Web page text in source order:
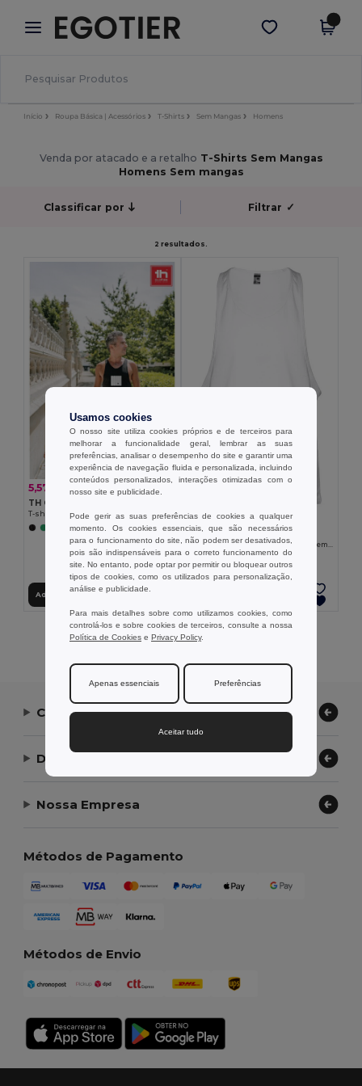
× App Egotier
Melhores preços na app!
Obter app
Início Roupa Básica | Acessórios T-Shirts Sem Mangas Homens
Venda por atacado e a retalho T-Shirts Sem Mangas
Homens Sem mangas
Classificar por Filtrar ✓
2 resultados.
5,57 € -18%
TH Clothes 30122
T-shirt de manga cava para homem
+2 CORES
Adicionar ao Carrinho
6,56 €
TH Clothes 30121
T-shirt de manga cava para homem em algodão
Exibindo Todos Os Produtos.
Contate-nos
Deixe-nos ajudar
Nossa Empresa
Métodos de Pagamento
Métodos de Envio
Usamos cookies
O nosso site utiliza cookies próprios e de terceiros para
melhorar a funcionalidade geral, lembrar as suas
preferências, analisar o desempenho do site e garantir uma
experiência de navegação fluida e personalizada, incluindo
conteúdos personalizados, interações otimizadas com o
nosso site e publicidade.
Pode gerir as suas preferências de cookies a qualquer
momento. Os cookies essenciais, que são necessários
para o funcionamento do site, não podem ser desativados,
pois são indispensáveis para o correto funcionamento do
site. No entanto, pode optar por permitir ou bloquear outros
tipos de cookies, como os utilizados para personalização,
análise e publicidade.
Para mais detalhes sobre como utilizamos cookies, como
controlá-los e sobre cookies de terceiros, consulte a nossa
Política de Cookies e Privacy Policy.
Apenas essenciais Preferências
Aceitar tudo